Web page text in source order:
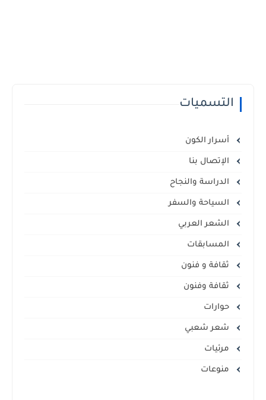
التسميات
أسرار الكون
الإتصال بنا
الدراسة والنجاح
السياحة والسفر
الشعر العربي
المسابقات
ثقافة و فنون
ثقافة وفنون
حوارات
شعر شعبي
مرئيات
منوعات